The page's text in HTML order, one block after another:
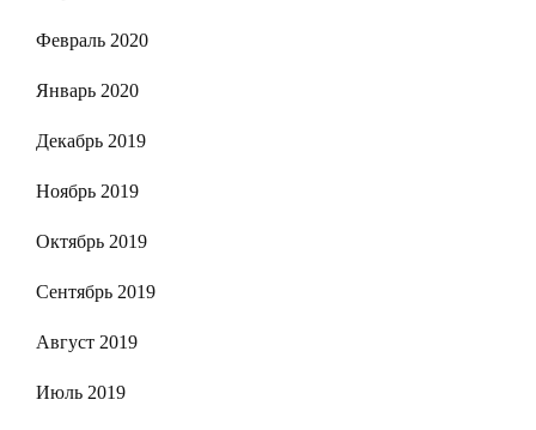
Февраль 2020
Январь 2020
Декабрь 2019
Ноябрь 2019
Октябрь 2019
Сентябрь 2019
Август 2019
Июль 2019